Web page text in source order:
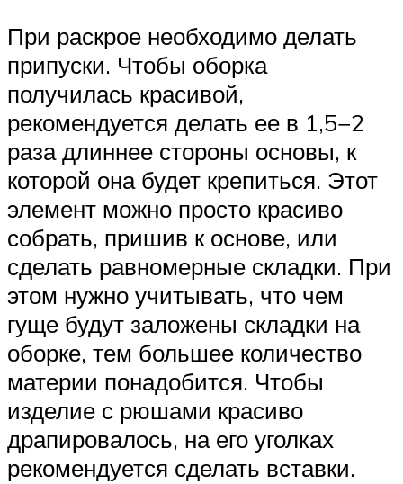
При раскрое необходимо делать
припуски. Чтобы оборка
получилась красивой,
рекомендуется делать ее в 1,5−2
раза длиннее стороны основы, к
которой она будет крепиться. Этот
элемент можно просто красиво
собрать, пришив к основе, или
сделать равномерные складки. При
этом нужно учитывать, что чем
гуще будут заложены складки на
оборке, тем большее количество
материи понадобится. Чтобы
изделие с рюшами красиво
драпировалось, на его уголках
рекомендуется сделать вставки.